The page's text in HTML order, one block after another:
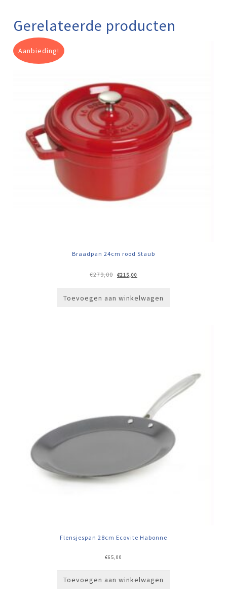
Gerelateerde producten
Aanbieding!
Braadpan 24cm rood Staub
€279,00
Oorspronkelijke
prijs
€215,00
prijs
Toevoegen aan winkelwagen
Flensjespan 28cm Ecovite Habonne
€65,00
Toevoegen aan winkelwagen